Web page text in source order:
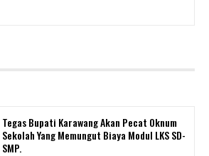
Tegas Bupati Karawang Akan Pecat Oknum
Sekolah Yang Memungut Biaya Modul LKS SD-
SMP.